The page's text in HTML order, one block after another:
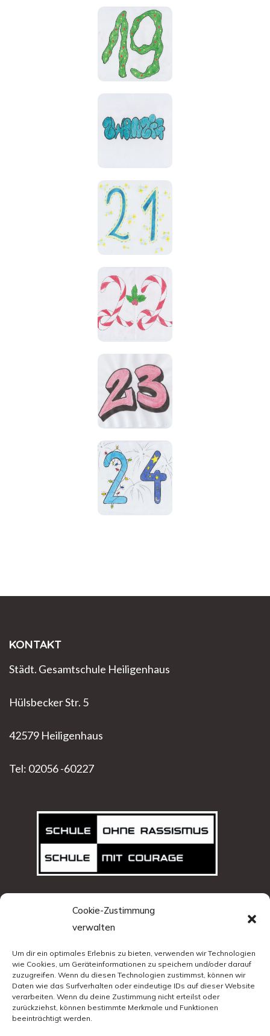
Cookie-Zustimmung
verwalten
Um dir ein optimales Erlebnis zu bieten, verwenden wir Technologien
wie Cookies, um Geräteinformationen zu speichern und/oder darauf
zuzugreifen. Wenn du diesen Technologien zustimmst, können wir
Daten wie das Surfverhalten oder eindeutige IDs auf dieser Website
verarbeiten. Wenn du deine Zustimmung nicht erteilst oder
zurückziehst, können bestimmte Merkmale und Funktionen
beeinträchtigt werden.
KONTAKT
Städt. Gesamtschule Heiligenhaus
Hülsbecker Str. 5
42579 Heiligenhaus
Tel: 02056 -60227